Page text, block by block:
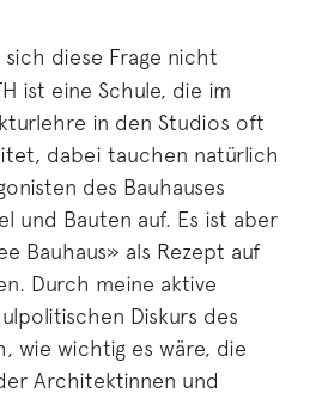
sich diese Frage nicht
ist eine Schule, die im
in den Studios oft
dabei tauchen natürlich
des Bauhauses
und Bauten auf. Es ist aber
Bauhaus» als Rezept auf
Durch meine aktive
Diskurs des
wie wichtig es wäre, die
Architektinnen und